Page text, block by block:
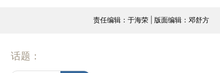
责任编辑：于海荣 | 版面编辑：邓舒方
话题：